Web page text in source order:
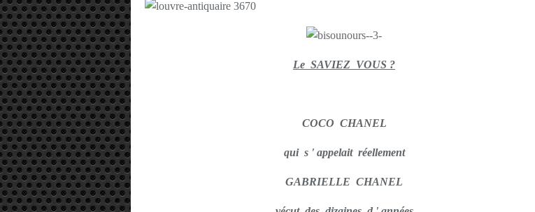
Le SAVIEZ VOUS ?
COCO CHANEL
qui s ' appelait réellement
GABRIELLE CHANEL